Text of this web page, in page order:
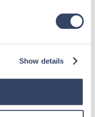
Show details